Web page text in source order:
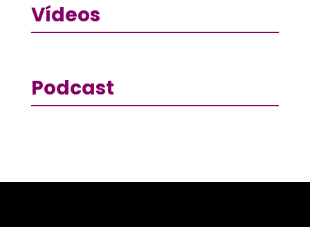
Vídeos
Podcast